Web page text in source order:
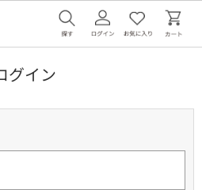
グイン